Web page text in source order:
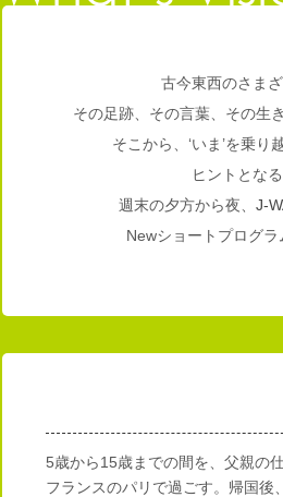
古今東西のさま
その足跡、その言葉、その生
そこから、‘いま’を乗
ヒントとな
週末の夕方から夜、 J-
Newショートプログ
5歳から15歳までの間を、父親の
フランスのパリで過ごす。帰国後